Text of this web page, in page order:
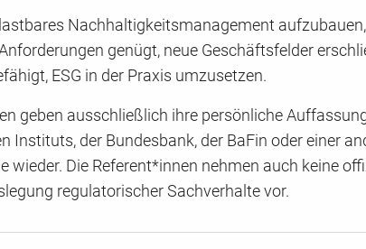
Nachhaltigkeitsmanagement
genügt, neue Geschäftsfelder
ESG in der Praxis umzusetzen.
geben ausschließlich ihre persönliche
Instituts, der Bundesbank, der BaFin oder einer
wieder. Die Referent*innen nehmen auch keine
regulatorischer Sachverhalte vor.